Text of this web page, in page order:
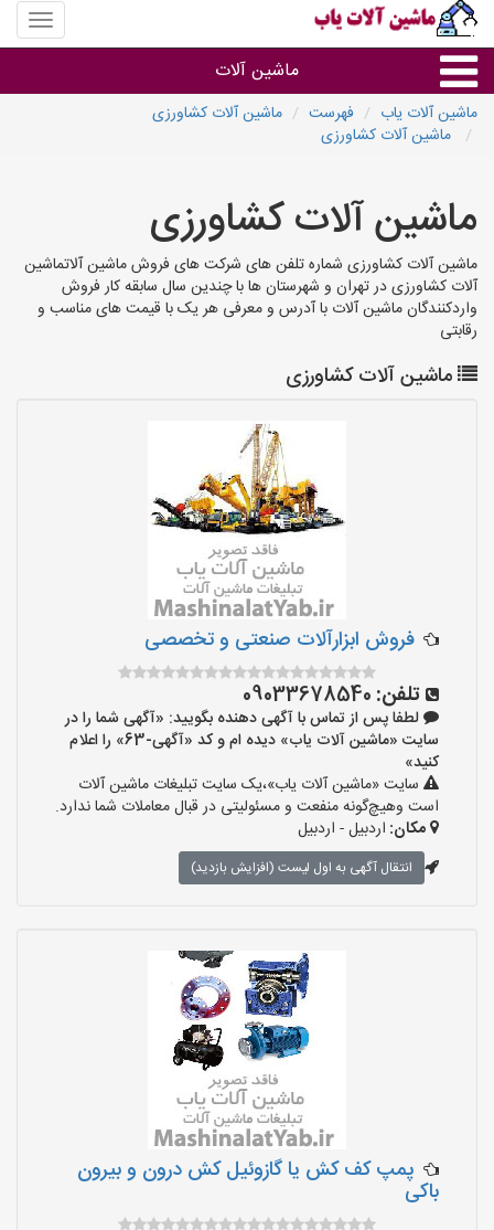
منوی
سایت
آلات
ماشین آلات
سایر گروه ها
ماشین آلات
ماشین آلات یاب فهرست
ماشین آلات کشاورزی
ماشین آلات کشاورزی
ماشین آلات کشاورزی
ماشین آلات کشاورزی شماره تلفن های شرکت های فروش ماشین آلاتماشین
آلات کشاورزی در تهران و شهرستان ها با چندین سال سابقه کار فروش
واردکنندگان ماشین آلات با آدرس و معرفی هر یک با قیمت های مناسب و
رقابتی
ماشین آلات کشاورزی
فروش ابزارآلات صنعتی و تخصصی
تلفن: 09033678540
لطفا پس از تماس با آگهی دهنده بگویید: «آگهی شما را در
سایت «ماشین آلات یاب» دیده ام و کد «آگهی-63» را اعلام
کنید»
سایت «ماشین آلات یاب»،یک سایت تبلیغات ماشین آلات
است وهیچ‌گونه منفعت و مسئولیتی در قبال معاملات شما ندارد.
مکان: اردبیل - اردبیل
انتقال آگهی به اول لیست (افزایش بازدید)
پمپ کف کش یا گازوئیل کش درون و بیرون
باکی